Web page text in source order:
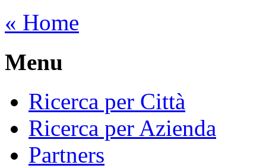
« Home
Menu
Ricerca per Città
Ricerca per Azienda
Partners